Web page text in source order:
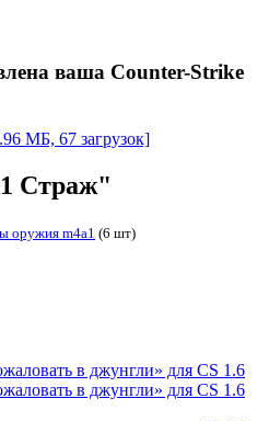
ваша Counter-Strike
МБ, 67 загрузок]
Страж"
оружия m4a1 (6 шт)